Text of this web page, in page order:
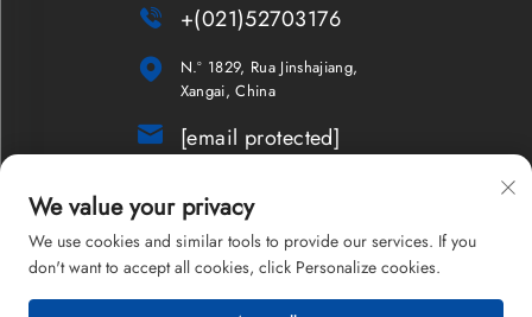
 +(021)52703176

N.º 1829, Rua Jinshajiang,
Xangai, China
 [email protected]
Boletim Informativo
We value your privacy
We use cookies and similar tools to provide our services. If you
don't want to accept all cookies, click Personalize cookies.